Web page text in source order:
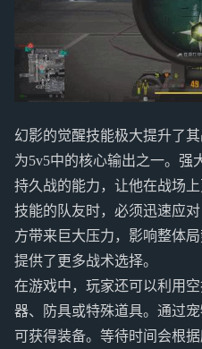
幻影的觉醒技能极大提升了
为5v5中的核心输出之一。强
持久战的能力，让他在战场
技能的队友时，必须迅速应
方带来巨大压力，影响整体
提供了更多战术选择。
在游戏中，玩家还可以利用
器、防具或特殊道具。通过
可获得装备。等待时间会根